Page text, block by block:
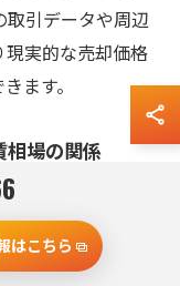
取引データや周辺
実的な売却価格
ます。
相場の関係
つれ家賃相場と
高く、家賃も高
きやすいです。
はこちら